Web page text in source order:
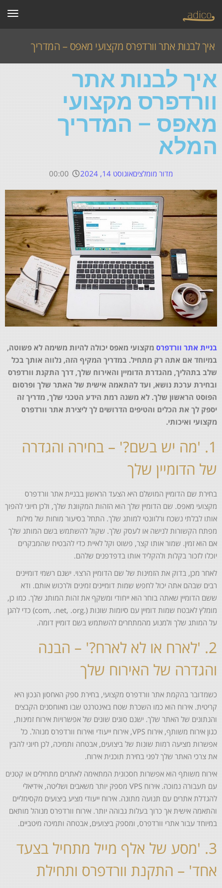
איך לבנות אתר וורדפרס מקצועי מאפס – המדריך
המלא
איך לבנות אתר וורדפרס מקצועי מאפס – המדריך המלא
איך לבנות אתר
וורדפרס מקצועי
מאפס – המדריך
המלא
מדור מומלציםאוגוסט 14, 2024 00:00
בניית אתר וורדפרס מקצועי מאפס יכולה להיות משימה לא פשוטה,
במיוחד אם אתה רק מתחיל. במדריך המקיף הזה, נלווה אותך בכל
שלב בתהליך, מהגדרת הדומיין והאירוח שלך, דרך התקנת וורדפרס
ובחירת ערכת נושא, ועד להתאמה אישית של האתר שלך ופרסום
הפוסט הראשון שלך. לא משנה רמת הידע הטכני שלך, מדריך זה
יספק לך את הכלים והטיפים הדרושים לך ליצירת אתר וורדפרס
מקצועי ואיכותי.
1. 'מה יש בשם?' – בחירה והגדרה
של הדומיין שלך
בחירת שם הדומיין המושלם היא הצעד הראשון בבניית אתר וורדפרס
מקצועי מאפס. שם הדומיין שלך הוא הזהות המקוונת שלך, ולכן חיוני להפוך
אותו לבלתי נשכח ורלוונטי למותג שלך. התחל בסיעור מוחות של מילות
מפתח הקשורות לנישה או לעסק שלך. שקול להשתמש בשם המותג שלך
אם הוא זמין. שמור אותו קצר, פשוט וקל לאיית כדי להבטיח שהמבקרים
יוכלו לזכור בקלות ולהקליד אותו בדפדפנים שלהם.
לאחר מכן, בדוק את הזמינות של שם הדומיין הרצוי. ישנם רשמי דומיינים
רבים שבהם אתה יכול לחפש שמות דומיינים זמינים ולרכוש אותם. ודא
ששם הדומיין שאתה בוחר הוא ייחודי ומשקף את זהות המותג שלך. כמו כן,
מומלץ לאבטח שמות דומיין עם סיומות שונות (.com, .net, .org) כדי להגן
על המותג שלך ולמנוע מהמתחרים להשתמש בשם דומיין דומה.
2. 'לארח או לא לארח?' – הבנה
והגדרה של האירוח שלך
כשמדובר בהקמת אתר וורדפרס מקצועי, בחירת ספק האחסון הנכון היא
קריטית. אירוח הוא כמו השכרת שטח באינטרנט שבו מאוחסנים הקבצים
והנתונים של האתר שלך. ישנם סוגים שונים של אפשרויות אירוח זמינות,
כגון אירוח משותף, אירוח VPS, אירוח ייעודי ואירוח וורדפרס מנוהל. כל
אפשרות מציעה רמות שונות של ביצועים, אבטחה ותמיכה, לכן חיוני להבין
את צרכי האתר שלך לפני בחירת תוכנית אירוח.
אירוח משותף הוא אפשרות חסכונית המתאימה לאתרים מתחילים או קטנים
עם תעבורה נמוכה. אירוח VPS מספק יותר משאבים ושליטה, אידיאלי
להגדלת אתרים עם תנועה מתונה. אירוח ייעודי מציע ביצועים מקסימליים
והתאמה אישית אך כרוך בעלות גבוהה יותר. אירוח וורדפרס מנוהל מותאם
במיוחד עבור אתרי וורדפרס, ומספק ביצועים, אבטחה ותמיכה מיטביים.
3. 'מסע של אלף מייל מתחיל בצעד
אחד' – התקנת וורדפרס ותחילת